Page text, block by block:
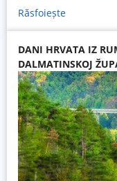
Răsfoiește
DANI HRVATA IZ
DALMATINSKOJ